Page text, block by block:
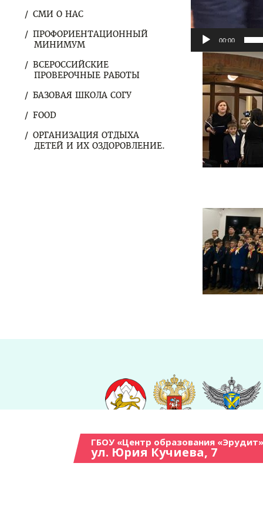
СМИ О НАС
ПРОФОРИЕНТАЦИОННЫЙ
МИНИМУМ
ВСЕРОССИЙСКИЕ
ПРОВЕРОЧНЫЕ РАБОТЫ
БАЗОВАЯ ШКОЛА СОГУ
FOOD
ОРГАНИЗАЦИЯ ОТДЫХА
ДЕТЕЙ И ИХ ОЗДОРОВЛЕНИЕ.
00:00
ГБОУ «Центр образования
ул. Юрия Кучиева, 7